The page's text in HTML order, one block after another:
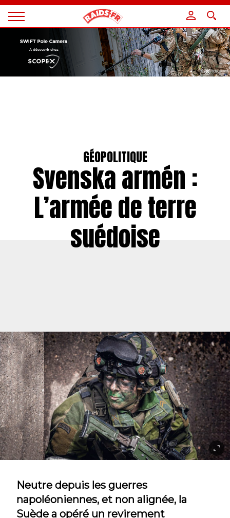
Magazine
GÉOPOLITIQUE
Svenska armén :
L’armée de terre
suédoise
Neutre depuis les guerres
napoléoniennes, et non alignée, la
Suède a opéré un revirement
Panneau de gestion des cookies